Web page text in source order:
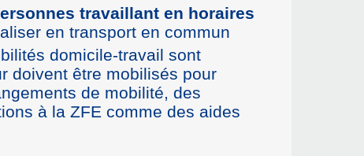
travaillant en horaires
en transport en commun
domicile-travail sont
doivent être mobilisés pour
de mobilité, des
à la ZFE comme des aides